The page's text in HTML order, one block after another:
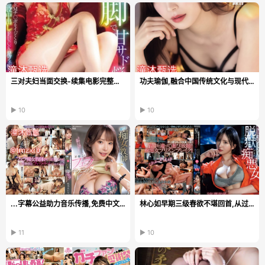
三对夫妇当面交换-续集电影完整版在线观看
▶ 10
功夫瑜伽,融合中国传统文化与现代健身理念,深受青睐...
▶ 10
...字幕公益助力音乐传播,免费中文字幕MV,共享视听...
▶ 11
林心如早期三级春欲不堪回首,从过往经历中汲取成长...
▶ 10